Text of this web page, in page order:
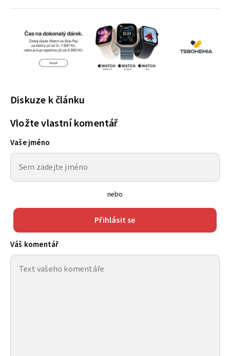
Diskuze k článku
Vložte vlastní komentář
Vaše jméno
nebo
Přihlásit se
Váš komentář